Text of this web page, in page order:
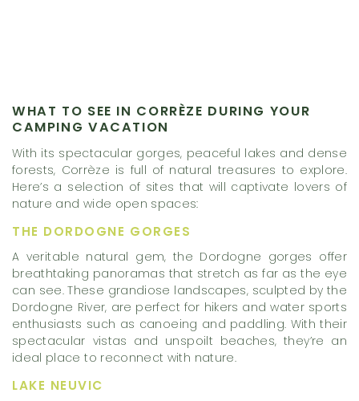
WHAT TO SEE IN CORRÈZE DURING YOUR
CAMPING VACATION
With its spectacular gorges, peaceful lakes and dense
forests, Corrèze is full of natural treasures to explore.
Here’s a selection of sites that will captivate lovers of
nature and wide open spaces:
THE DORDOGNE GORGES
A veritable natural gem, the Dordogne gorges offer
breathtaking panoramas that stretch as far as the eye
can see. These grandiose landscapes, sculpted by the
Dordogne River, are perfect for hikers and water sports
enthusiasts such as canoeing and paddling. With their
spectacular vistas and unspoilt beaches, they’re an
ideal place to reconnect with nature.
LAKE NEUVIC